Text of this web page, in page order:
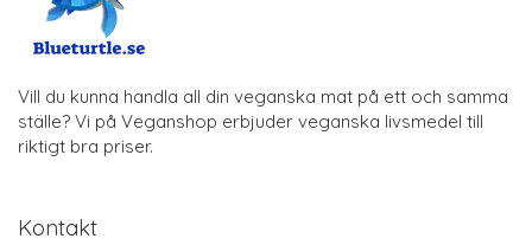
Vill du kunna handla all din veganska mat på ett och samma
ställe? Vi på Veganshop erbjuder veganska livsmedel till
riktigt bra priser.
Kontakt